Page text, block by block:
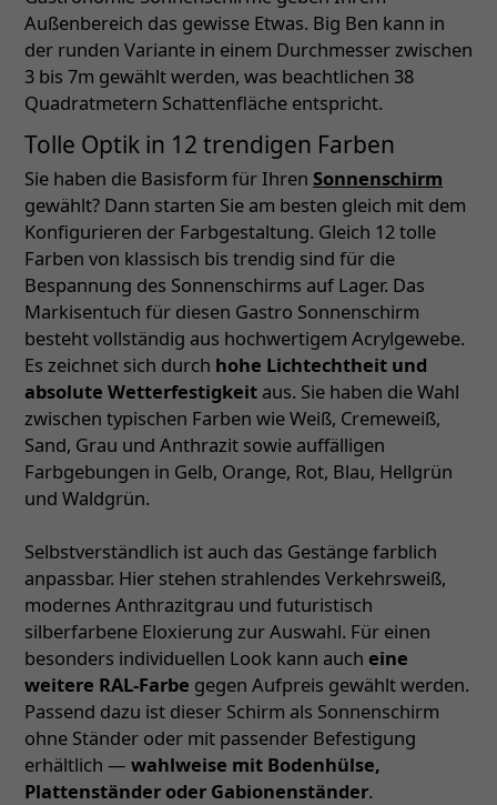
Außenbereich das gewisse Etwas. Big Ben kann in
der runden Variante in einem Durchmesser zwischen
3 bis 7m gewählt werden, was beachtlichen 38
Quadratmetern Schattenfläche entspricht.
Tolle Optik in 12 trendigen Farben
Sie haben die Basisform für Ihren Sonnenschirm
gewählt? Dann starten Sie am besten gleich mit dem
Konfigurieren der Farbgestaltung. Gleich 12 tolle
Farben von klassisch bis trendig sind für die
Bespannung des Sonnenschirms auf Lager. Das
Markisentuch für diesen Gastro Sonnenschirm
besteht vollständig aus hochwertigem Acrylgewebe.
Es zeichnet sich durch hohe Lichtechtheit und
absolute Wetterfestigkeit aus. Sie haben die Wahl
zwischen typischen Farben wie Weiß, Cremeweiß,
Sand, Grau und Anthrazit sowie auffälligen
Farbgebungen in Gelb, Orange, Rot, Blau, Hellgrün
und Waldgrün.
Selbstverständlich ist auch das Gestänge farblich
anpassbar. Hier stehen strahlendes Verkehrsweiß,
modernes Anthrazitgrau und futuristisch
silberfarbene Eloxierung zur Auswahl. Für einen
besonders individuellen Look kann auch eine
weitere RAL-Farbe gegen Aufpreis gewählt werden.
Passend dazu ist dieser Schirm als Sonnenschirm
ohne Ständer oder mit passender Befestigung
erhältlich — wahlweise mit Bodenhülse,
Plattenständer oder Gabionenständer.